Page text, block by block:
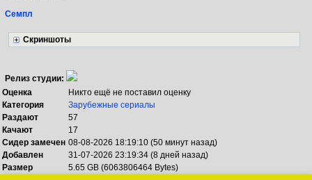
Семпл
Скриншоты
Релиз студии:
Оценка
Никто ещё не поставил оценку
Категория
Зарубежные сериалы
Раздают
57
Качают
17
Сидер замечен 08-08-2026 18:19:10 (50 минут назад)
Добавлен
31-07-2026 23:19:34 (8 дней назад)
Размер
5.65 GB (6063806464 Bytes)